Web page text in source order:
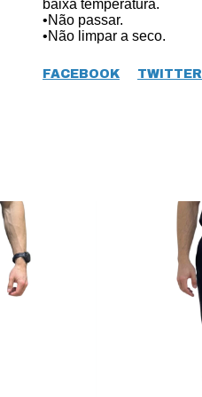
baixa temperatura.
•Não passar.
•Não limpar a seco.
FACEBOOK TWITTER